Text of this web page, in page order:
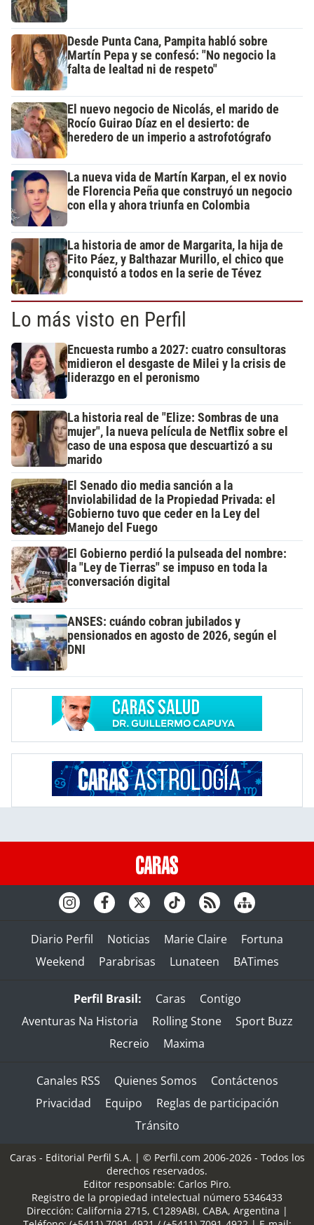
Desde Punta Cana, Pampita habló sobre
Martín Pepa y se confesó: "No negocio la
falta de lealtad ni de respeto"
El nuevo negocio de Nicolás, el marido de
Rocío Guirao Díaz en el desierto: de
heredero de un imperio a astrofotógrafo
La nueva vida de Martín Karpan, el ex novio
de Florencia Peña que construyó un negocio
con ella y ahora triunfa en Colombia
La historia de amor de Margarita, la hija de
Fito Páez, y Balthazar Murillo, el chico que
conquistó a todos en la serie de Tévez
Lo más visto en Perfil
Encuesta rumbo a 2027: cuatro consultoras
midieron el desgaste de Milei y la crisis de
liderazgo en el peronismo
La historia real de "Elize: Sombras de una
mujer", la nueva película de Netflix sobre el
caso de una esposa que descuartizó a su
marido
El Senado dio media sanción a la
Inviolabilidad de la Propiedad Privada: el
Gobierno tuvo que ceder en la Ley del
Manejo del Fuego
El Gobierno perdió la pulseada del nombre:
la "Ley de Tierras" se impuso en toda la
conversación digital
ANSES: cuándo cobran jubilados y
pensionados en agosto de 2026, según el
DNI
Diario Perfil Noticias Marie Claire
Fortuna
Weekend
Parabrisas Lunateen BATimes
Perfil Brasil: Caras
Contigo
Aventuras Na Historia
Rolling Stone
Sport Buzz
Recreio
Maxima
Canales RSS Quienes Somos
Contáctenos
Privacidad
Equipo
Reglas de participación
Tránsito
Caras - Editorial Perfil S.A. | © Perfil.com 2006-2026 - Todos los
derechos reservados.
Editor responsable: Carlos Piro.
Registro de la propiedad intelectual número 5346433
Dirección: California 2715, C1289ABI, CABA, Argentina |